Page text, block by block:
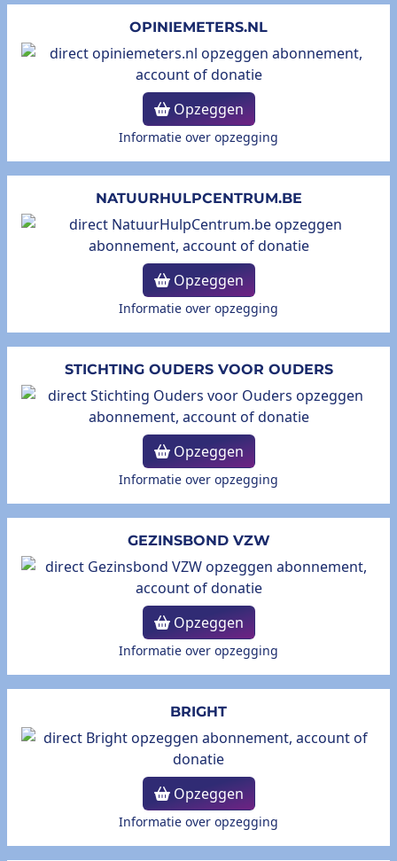
OPINIEMETERS.NL
Opzeggen
Informatie over opzegging
NATUURHULPCENTRUM.BE
Opzeggen
Informatie over opzegging
STICHTING OUDERS VOOR OUDERS
Opzeggen
Informatie over opzegging
GEZINSBOND VZW
Opzeggen
Informatie over opzegging
BRIGHT
Opzeggen
Informatie over opzegging